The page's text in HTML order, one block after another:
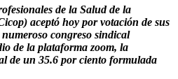
de la Salud de la
aceptó hoy por votación de sus
congreso sindical
de la plataforma zoom, la
de un 35.6 por ciento formulada